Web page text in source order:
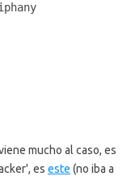
mucho al caso, es
es este (no iba a